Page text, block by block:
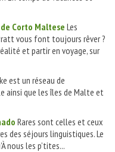
Corto Maltese Les
vous font toujours rêver ?
et partir en voyage, sur
est un réseau de
ainsi que les îles de Malte et
Rares sont celles et ceux
des séjours linguistiques. Le
nous les p’tites...